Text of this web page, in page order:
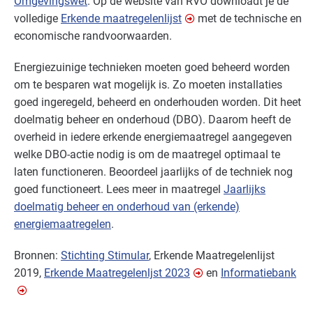
volledige Erkende maatregelenlijst
met de technische en
economische randvoorwaarden.
Energiezuinige technieken moeten goed beheerd worden
om te besparen wat mogelijk is. Zo moeten installaties
goed ingeregeld, beheerd en onderhouden worden. Dit heet
doelmatig beheer en onderhoud (DBO). Daarom heeft de
overheid in iedere erkende energiemaatregel aangegeven
welke DBO-actie nodig is om de maatregel optimaal te
laten functioneren. Beoordeel jaarlijks of de techniek nog
goed functioneert. Lees meer in maatregel Jaarlijks
doelmatig beheer en onderhoud van (erkende)
energiemaatregelen.
Bronnen: Stichting Stimular, Erkende Maatregelenlijst
2019, Erkende Maatregelenljst 2023 en Informatiebank